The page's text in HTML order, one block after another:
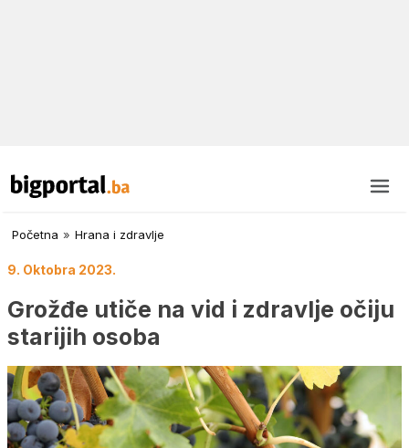
Početna » Hrana i zdravlje
9. Oktobra 2023.
Grožđe utiče na vid i zdravlje očiju
starijih osoba